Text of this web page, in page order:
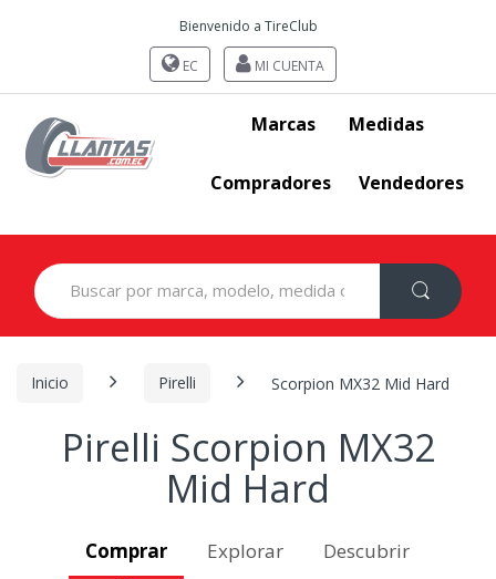
Bienvenido a TireClub
EC MI CUENTA
Marcas Medidas
Compradores Vendedores
Search
for:
Inicio Pirelli Scorpion MX32 Mid Hard
Pirelli Scorpion MX32
Mid Hard
Comprar Explorar Descubrir